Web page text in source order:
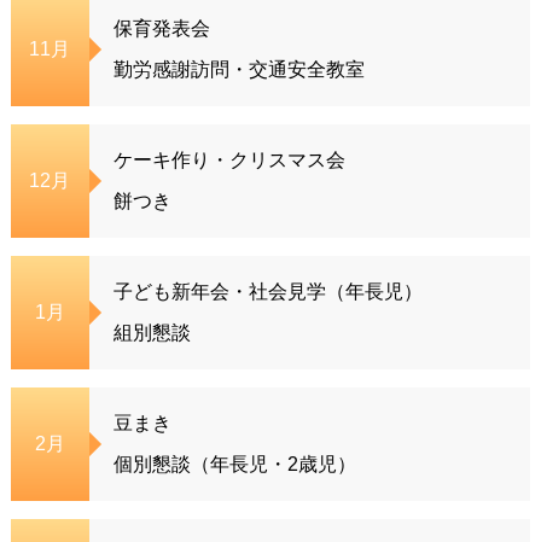
11月
保育発表会
勤労感謝訪問・交通安全教室
12月
ケーキ作り・クリスマス会
餅つき
1月
子ども新年会・社会見学（年長児）
組別懇談
2月
豆まき
個別懇談（年長児・2歳児）